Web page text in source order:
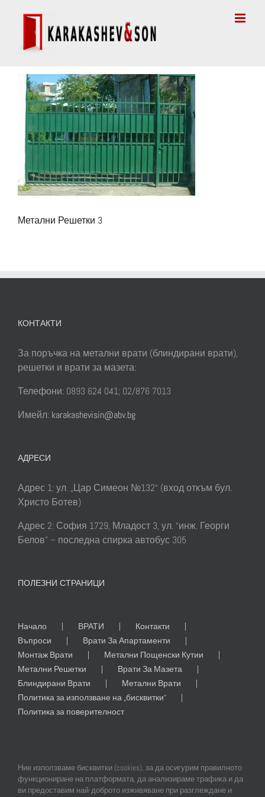
Метални Решетки 3
КОНТАКТИ
За поръчка на метални врати (блиндирани врати),
решетки и врати за мазета:
Телефони: 0893 624 041; 02/876 7013
Имейл: karakashevisin@abv.bg
АДРЕСИ
Адрес 1: ул. „Цар Симеон №132“ (вход откъм бул.
Христо Ботев)
Адрес 2: София 1729, Младост 3, ул. “инж. Георги
Белов” – последна спирка автобус 305
ПОЛЕЗНИ СТРАНИЦИ
Начало ВРАТИ
Контакти
Въпроси
Врати За Апартаменти
Монтаж Врати
Метални Пощенски Кутии
Метални Решетки
Врати За Мазета
Блиндирани Врати
Метални Врати
Политика за използване на „бисквитки“
Политика за поверителност
Ние използваме бисквитки (cookies), за да осигурим правилното
функциониране на платформата, да анализираме трафика и да
ви предоставим най-доброто изживяване при разглеждане и